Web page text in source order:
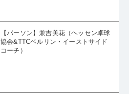
【パーソン】兼吉美花（ヘッセン卓球
協会&TTCベルリン・イーストサイド
コーチ）